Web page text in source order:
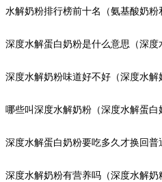
水解奶粉排行榜前十名（氨基酸奶粉
深度水解蛋白奶粉是什么意思（深度
深度水解奶粉味道好不好（深度水
吗?）
哪些叫深度水解奶粉（深度水解蛋
粉?）
深度水解蛋白奶粉要吃多久才换回
期食用）
深度水解奶粉有营养吗（深度水解奶